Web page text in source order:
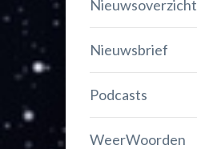
Nieuwsoverzicht
Nieuwsbrief
Podcasts
WeerWoorden